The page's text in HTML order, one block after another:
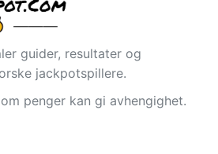
guider, resultater og
jackpotspillere.
penger kan gi avhengighet.